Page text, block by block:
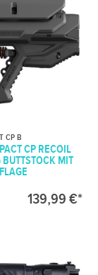
CP B
CP RECOIL
MIT
139,99 €*